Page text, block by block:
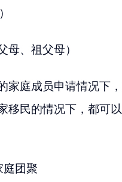
母、祖父母）
家庭成员申请情况下
移民的情况下，都可
庭团聚